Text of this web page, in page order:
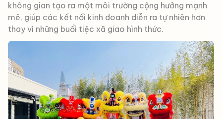
không gian tạo ra một môi trường cộng hưởng mạnh
mẽ, giúp các kết nối kinh doanh diễn ra tự nhiên hơn
thay vì những buổi tiệc xã giao hình thức.